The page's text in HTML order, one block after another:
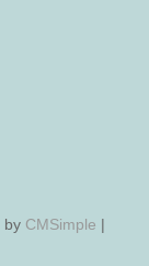
by CMSimple |